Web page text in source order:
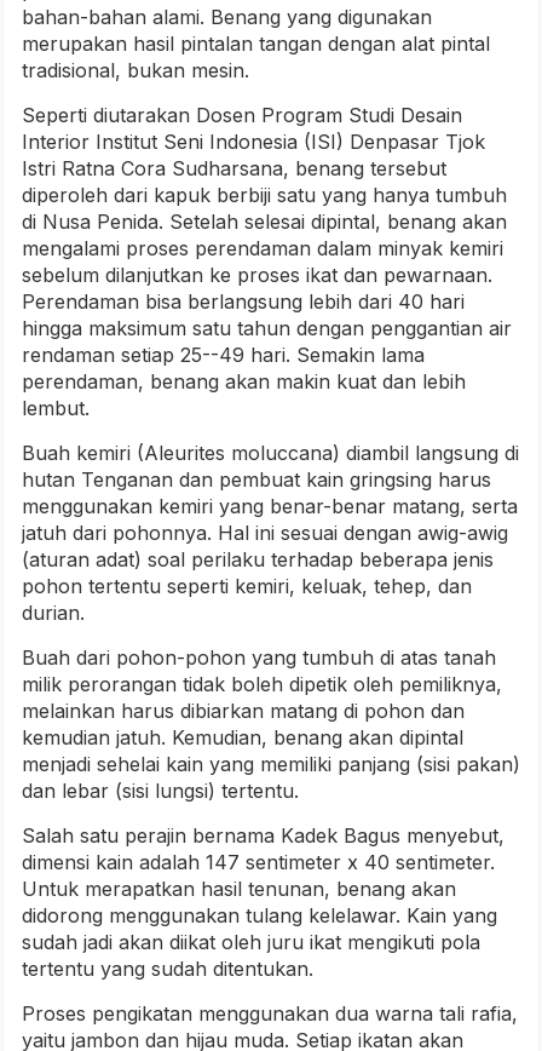
bahan-bahan alami. Benang yang digunakan
merupakan hasil pintalan tangan dengan alat pintal
tradisional, bukan mesin.
Seperti diutarakan Dosen Program Studi Desain
Interior Institut Seni Indonesia (ISI) Denpasar Tjok
Istri Ratna Cora Sudharsana, benang tersebut
diperoleh dari kapuk berbiji satu yang hanya tumbuh
di Nusa Penida. Setelah selesai dipintal, benang akan
mengalami proses perendaman dalam minyak kemiri
sebelum dilanjutkan ke proses ikat dan pewarnaan.
Perendaman bisa berlangsung lebih dari 40 hari
hingga maksimum satu tahun dengan penggantian air
rendaman setiap 25--49 hari. Semakin lama
perendaman, benang akan makin kuat dan lebih
lembut.
Buah kemiri (Aleurites moluccana) diambil langsung di
hutan Tenganan dan pembuat kain gringsing harus
menggunakan kemiri yang benar-benar matang, serta
jatuh dari pohonnya. Hal ini sesuai dengan awig-awig
(aturan adat) soal perilaku terhadap beberapa jenis
pohon tertentu seperti kemiri, keluak, tehep, dan
durian.
Buah dari pohon-pohon yang tumbuh di atas tanah
milik perorangan tidak boleh dipetik oleh pemiliknya,
melainkan harus dibiarkan matang di pohon dan
kemudian jatuh. Kemudian, benang akan dipintal
menjadi sehelai kain yang memiliki panjang (sisi pakan)
dan lebar (sisi lungsi) tertentu.
Salah satu perajin bernama Kadek Bagus menyebut,
dimensi kain adalah 147 sentimeter x 40 sentimeter.
Untuk merapatkan hasil tenunan, benang akan
didorong menggunakan tulang kelelawar. Kain yang
sudah jadi akan diikat oleh juru ikat mengikuti pola
tertentu yang sudah ditentukan.
Proses pengikatan menggunakan dua warna tali rafia,
yaitu jambon dan hijau muda. Setiap ikatan akan